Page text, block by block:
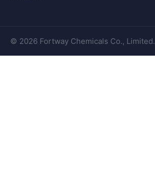
© 2026 Fortway Chemicals Co., Limited.